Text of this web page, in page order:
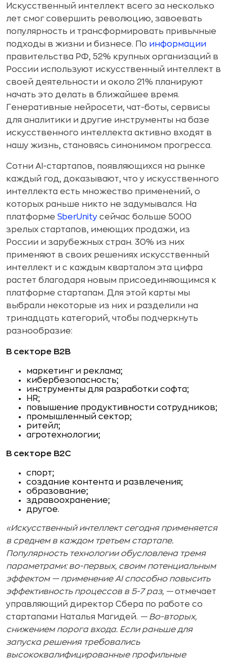
Искусственный интеллект всего за несколько
лет смог совершить революцию, завоевать
популярность и трансформировать привычные
подходы в жизни и бизнесе. По информации
правительства РФ, 52% крупных организаций в
России используют искусственный интеллект в
своей деятельности и около 21% планируют
начать это делать в ближайшее время.
Генеративные нейросети, чат-боты, сервисы
для аналитики и другие инструменты на базе
искусственного интеллекта активно входят в
нашу жизнь, становясь синонимом прогресса.
Сотни AI-стартапов, появляющихся на рынке
каждый год, доказывают, что у искусственного
интеллекта есть множество применений, о
которых раньше никто не задумывался. На
платформе SberUnity сейчас больше 5000
зрелых стартапов, имеющих продажи, из
России и зарубежных стран. 30% из них
применяют в своих решениях искусственный
интеллект и с каждым кварталом эта цифра
растет благодаря новым присоединяющимся к
платформе стартапам. Для этой карты мы
выбрали некоторые из них и разделили на
тринадцать категорий, чтобы подчеркнуть
разнообразие:
В секторе B2B
маркетинг и реклама;
кибербезопасность;
инструменты для разработки софта;
HR;
повышение продуктивности сотрудников;
промышленный сектор;
ритейл;
агротехнологии;
В секторе B2C
спорт;
создание контента и развлечения;
образование;
здравоохранение;
другое.
«Искусственный интеллект сегодня применяется
в среднем в каждом третьем стартапе.
Популярность технологии обусловлена тремя
параметрами: во-первых, своим потенциальным
эффектом — применение AI способно повысить
эффективность процессов в 5-7 раз, —отмечает
управляющий директор Сбера по работе со
стартапами Наталья Магидей. — Во-вторых,
снижением порога входа. Если раньше для
запуска решения требовались
высококвалифицированные профильные